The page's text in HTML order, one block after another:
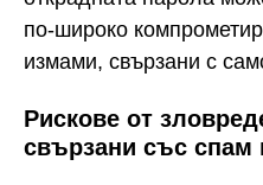
по-широко
измами, свързани с
Рискове от
свързани със спам